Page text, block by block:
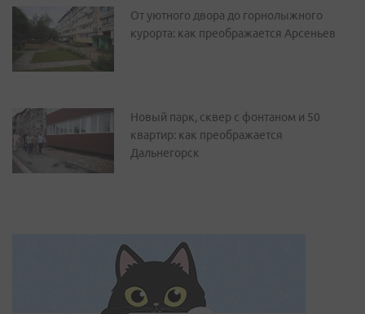
От уютного двора до горнолыжного
курорта: как преображается Арсеньев
Новый парк, сквер с фонтаном и 50
квартир: как преображается
Дальнегорск